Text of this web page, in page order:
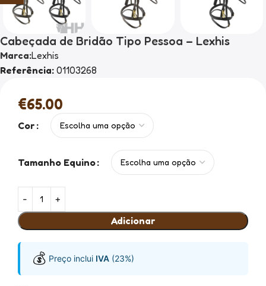
Cabeçada de Bridão Tipo Pessoa – Lexhis
Marca:Lexhis
Referência: 01103268
€65.00
Cor
Tamanho Equino
Adicionar
💰 Preço inclui IVA (23%)